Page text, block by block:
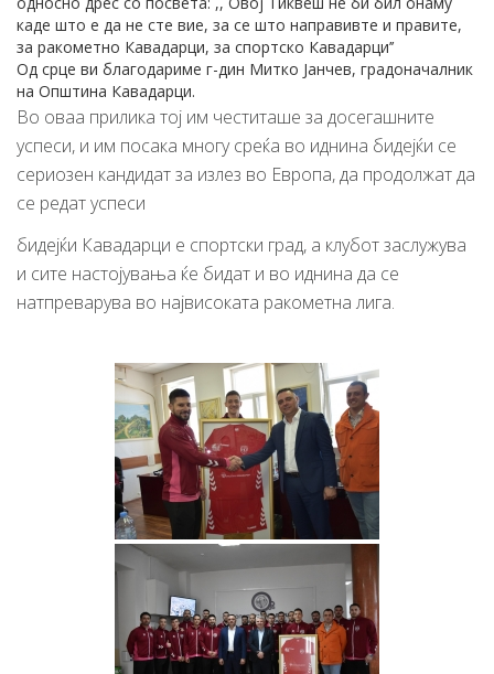
каде што е да не сте вие, за се што направивте и правите,
за ракометно Кавадарци, за спортско Кавадарци’’
Од срце ви благодариме г-дин Митко Јанчев, градоначалник
на Општина Кавадарци.
Во оваа прилика тој им честиташе за досегашните
успеси, и им посака многу среќа во иднина бидејќи се
сериозен кандидат за излез во Европа, да продолжат да
се редат успеси
бидејќи Кавадарци е спортски град, а клубот заслужува
и сите настојувања ќе бидат и во иднина да се
натпреварува во највисоката ракометна лига.